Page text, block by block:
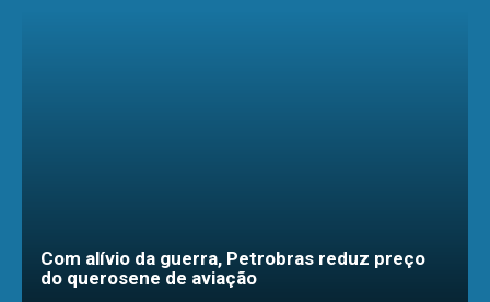
Com alívio da guerra, Petrobras reduz preço
do querosene de aviação